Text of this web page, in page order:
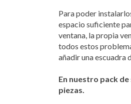
Para poder
espacio suficiente
ventana, la propia
todos estos
añadir una escuadra
En nuestro pack
piezas.